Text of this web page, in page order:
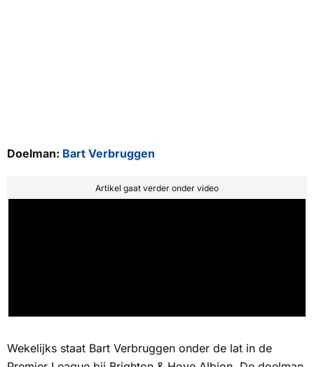
Doelman: Bart Verbruggen
Artikel gaat verder onder video
Wekelijks staat Bart Verbruggen onder de lat in de